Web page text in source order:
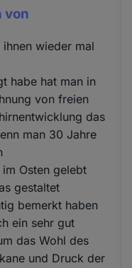
von
wieder mal
habe hat man in
von freien
das
man 30 Jahre
Osten gelebt
gestaltet
bemerkt haben
ein sehr gut
das Wohl des
und Druck der